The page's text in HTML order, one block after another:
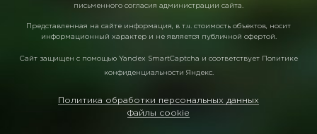
письменного согласия администрации сайта.
Представленная на сайте информация, в т.ч. стоимость объектов, носит
информационный характер и не является публичной офертой.
Сайт защищен с помощью Yandex SmartCaptcha и соответствует Политике
конфиденциальности Яндекс.
Политика обработки персональных данных
Файлы cookie